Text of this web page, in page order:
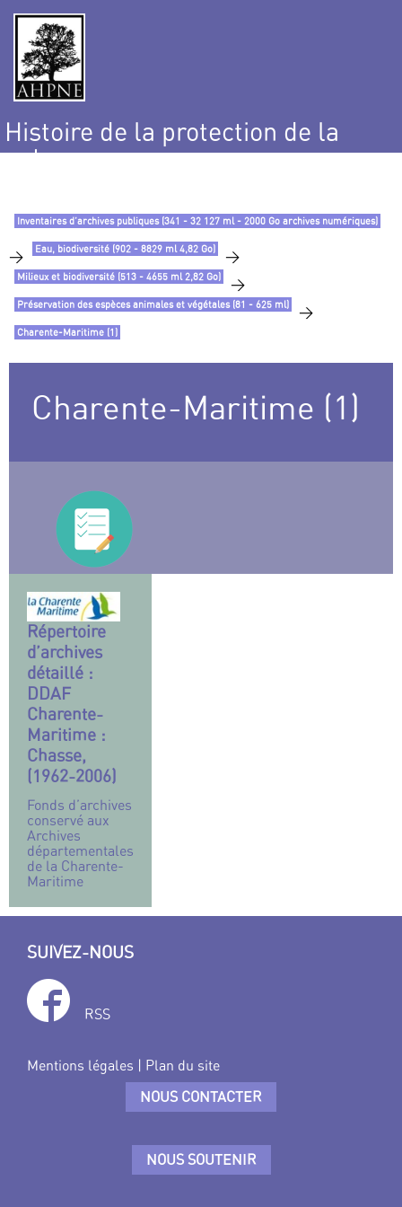
Histoire de la protection de la
nature
Inventaires d’archives publiques (341 - 32 127 ml - 2000 Go archives numériques)
> Eau, biodiversité (902 - 8829 ml 4,82 Go) >
Milieux et biodiversité (513 - 4655 ml 2,82 Go) >
Préservation des espèces animales et végétales (81 - 625 ml) >
Charente-Maritime (1)
Charente-Maritime (1)
Répertoire
d’archives
détaillé :
DDAF
Charente-
Maritime :
Chasse,
(1962-2006)
Fonds d’archives
conservé aux
Archives
départementales
de la Charente-
Maritime
SUIVEZ-NOUS
RSS
Mentions légales | Plan du site
NOUS CONTACTER
NOUS SOUTENIR